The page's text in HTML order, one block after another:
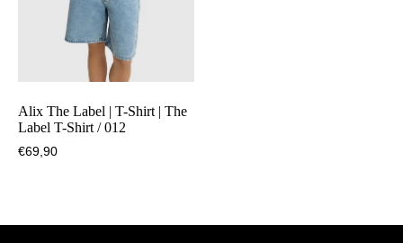
Alix The Label | T-Shirt | The
Label T-Shirt / 012
€69,90